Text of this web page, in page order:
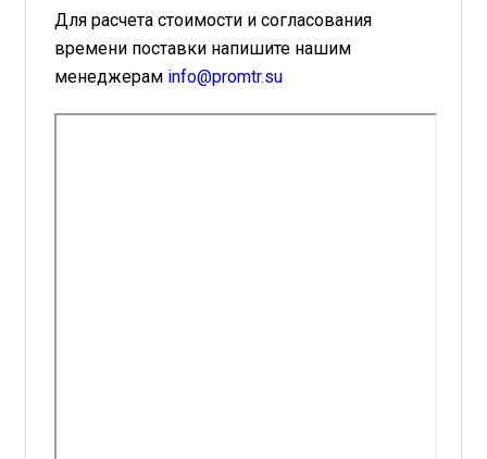
Для расчета стоимости и согласования
времени поставки напишите нашим
менеджерам info@promtr.su